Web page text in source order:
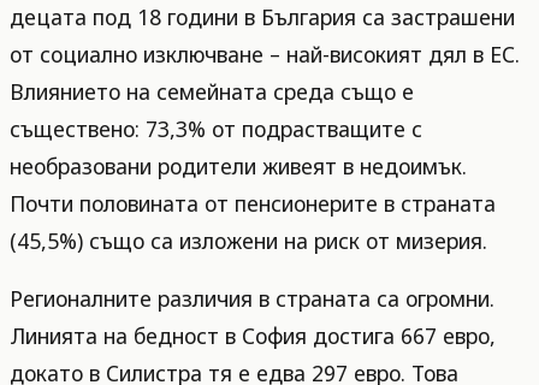
децата под 18 години в България са застрашени
от социално изключване – най-високият дял в ЕС.
Влиянието на семейната среда също е
съществено: 73,3% от подрастващите с
необразовани родители живеят в недоимък.
Почти половината от пенсионерите в страната
(45,5%) също са изложени на риск от мизерия.
Регионалните различия в страната са огромни.
Линията на бедност в София достига 667 евро,
докато в Силистра тя е едва 297 евро. Това